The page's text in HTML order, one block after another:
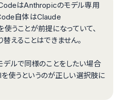
はAnthropicのモデル専用
自体はClaude
うことが前提になっていて、
えることはできません。
ルで同様のことをしたい場合
使うというのが正しい選択肢に